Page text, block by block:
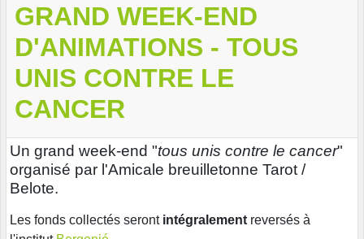
GRAND WEEK-END
D'ANIMATIONS - TOUS
UNIS CONTRE LE
CANCER
Un grand week-end "tous unis contre le cancer"
organisé par l'Amicale breuilletonne Tarot /
Belote.
Les fonds collectés seront intégralement reversés à